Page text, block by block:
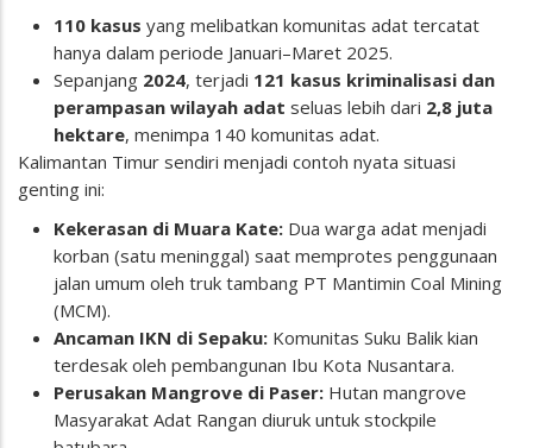
110 kasus yang melibatkan komunitas adat tercatat
hanya dalam periode Januari–Maret 2025.
Sepanjang 2024, terjadi 121 kasus kriminalisasi dan
perampasan wilayah adat seluas lebih dari 2,8 juta
hektare, menimpa 140 komunitas adat.
Kalimantan Timur sendiri menjadi contoh nyata situasi
genting ini:
Kekerasan di Muara Kate: Dua warga adat menjadi
korban (satu meninggal) saat memprotes penggunaan
jalan umum oleh truk tambang PT Mantimin Coal Mining
(MCM).
Ancaman IKN di Sepaku: Komunitas Suku Balik kian
terdesak oleh pembangunan Ibu Kota Nusantara.
Perusakan Mangrove di Paser: Hutan mangrove
Masyarakat Adat Rangan diuruk untuk stockpile